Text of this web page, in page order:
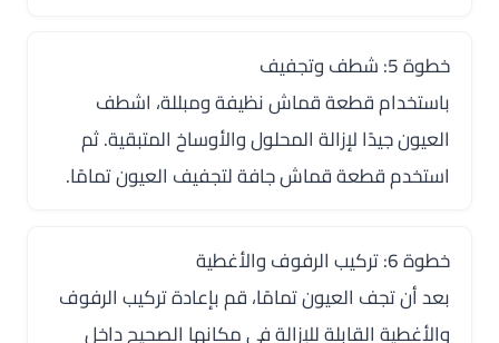
خطوة 5: شطف وتجفيف
باستخدام قطعة قماش نظيفة ومبللة، اشطف
العيون جيدًا لإزالة المحلول والأوساخ المتبقية. ثم
استخدم قطعة قماش جافة لتجفيف العيون تمامًا.
خطوة 6: تركيب الرفوف والأغطية
بعد أن تجف العيون تمامًا، قم بإعادة تركيب الرفوف
والأغطية القابلة للإزالة في مكانها الصحيح داخل